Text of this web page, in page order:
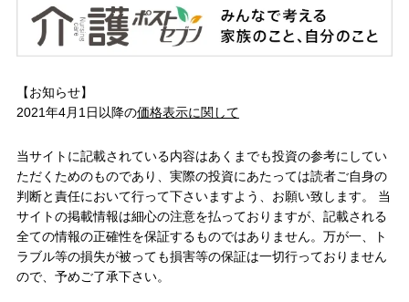
【お知らせ】
2021年4月1日以降の価格表示に関して
当サイトに記載されている内容はあくまでも投資の参考にしてい
ただくためのものであり、実際の投資にあたっては読者ご自身の
判断と責任において行って下さいますよう、お願い致します。 当
サイトの掲載情報は細心の注意を払っておりますが、記載される
全ての情報の正確性を保証するものではありません。万が一、ト
ラブル等の損失が被っても損害等の保証は一切行っておりません
ので、予めご了承下さい。